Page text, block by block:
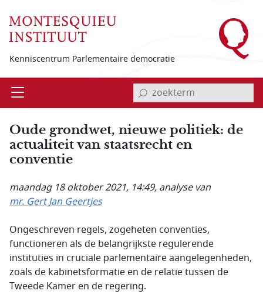
Kenniscentrum Parlementaire democratie
Open invoerveld zoekterm
Oude grondwet, nieuwe politiek: de
actualiteit van staatsrecht en
conventie
maandag 18 oktober 2021, 14:49, analyse van
mr. Gert Jan Geertjes
Ongeschreven regels, zogeheten conventies,
functioneren als de belangrijkste regulerende
instituties in cruciale parlementaire aangelegenheden,
zoals de kabinetsformatie en de relatie tussen de
Tweede Kamer en de regering.